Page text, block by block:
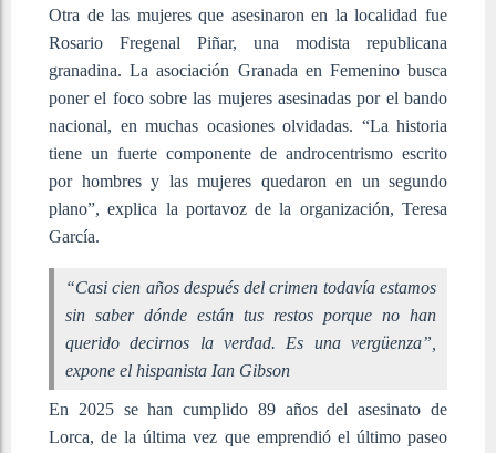
Otra de las mujeres que asesinaron en la localidad fue
Rosario Fregenal Piñar, una modista republicana
granadina. La asociación Granada en Femenino busca
poner el foco sobre las mujeres asesinadas por el bando
nacional, en muchas ocasiones olvidadas. “La historia
tiene un fuerte componente de androcentrismo escrito
por hombres y las mujeres quedaron en un segundo
plano”, explica la portavoz de la organización, Teresa
García.
“Casi cien años después del crimen todavía estamos
sin saber dónde están tus restos porque no han
querido decirnos la verdad. Es una vergüenza”,
expone el hispanista Ian Gibson
En 2025 se han cumplido 89 años del asesinato de
Lorca, de la última vez que emprendió el último paseo